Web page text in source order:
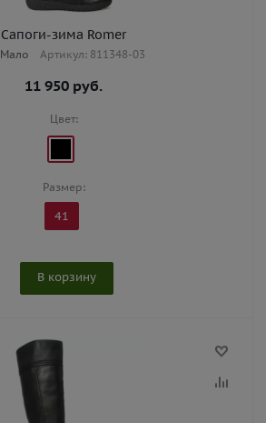
Сапоги-зима Romer
Мало Артикул: 811348-03
11 950 руб.
Цвет:
Размер:
41
В корзину